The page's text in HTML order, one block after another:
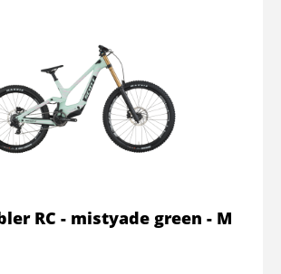
RC - mistyade green - M